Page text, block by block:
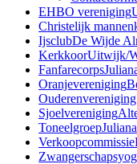
EHBO vereniging
Christelijk
IjsclubDe Wijde
KerkkoorUitwijk/
Fanfarecorps
Oranjevereniging
Sjoelvereniging
ToneelgroepJuliana
Verkoopcommissie